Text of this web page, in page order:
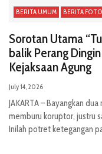
BERITA UMUM BERITA FOTO
Sorotan Utama
balik Perang
Kejaksaan Agung
July 14, 2026
JAKARTA – Bayangkan
memburu koruptor, justru
Inilah potret ketegangan